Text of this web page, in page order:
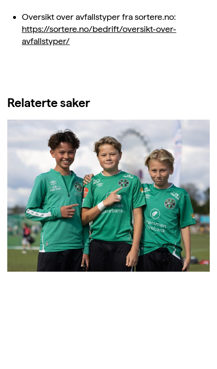
Oversikt over avfallstyper fra sortere.no:
https://sortere.no/bedrift/oversikt-over-
avfallstyper/
Relaterte saker